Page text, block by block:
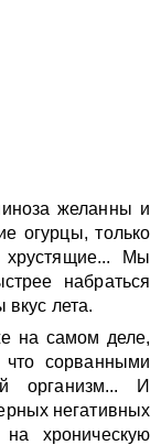
желанны и
огурцы, только
Мы
набраться
вкус лета.
на самом деле,
что сорванными
организм... И
негативных
хроническую